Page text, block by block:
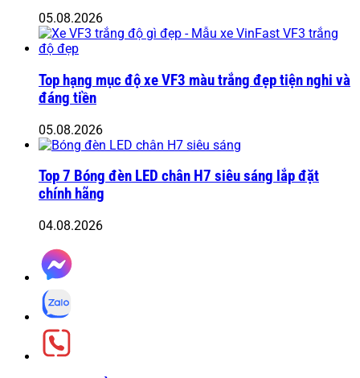
05.08.2026
Top hạng mục độ xe VF3 màu trắng đẹp tiện nghi và
đáng tiền
05.08.2026
Top 7 Bóng đèn LED chân H7 siêu sáng lắp đặt
chính hãng
04.08.2026